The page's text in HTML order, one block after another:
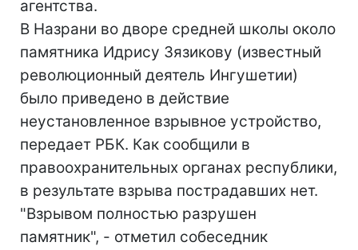
агентства.
В Назрани во дворе средней школы около
памятника Идрису Зязикову (известный
революционный деятель Ингушетии)
было приведено в действие
неустановленное взрывное устройство,
передает РБК. Как сообщили в
правоохранительных органах республики,
в результате взрыва пострадавших нет.
"Взрывом полностью разрушен
памятник", - отметил собеседник